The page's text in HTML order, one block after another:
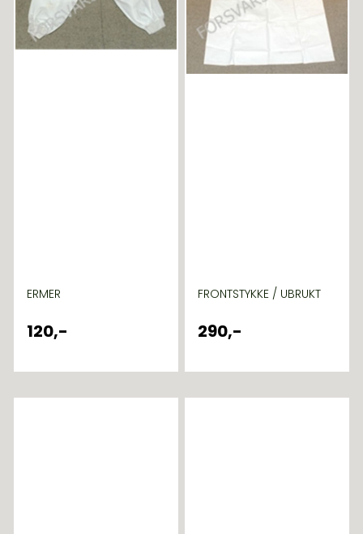
ERMER
120,-
FRONTSTYKKE / UBRUKT
290,-